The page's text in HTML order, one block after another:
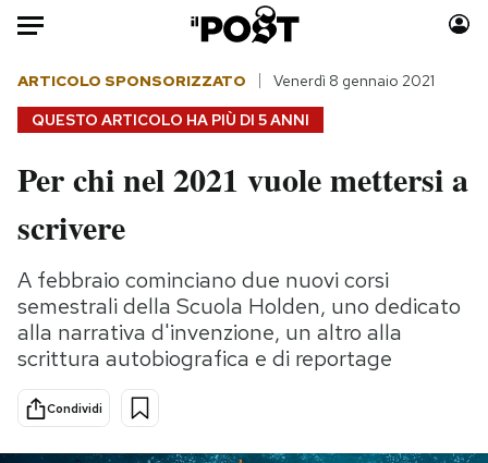
Auto
HOME
Italia
Politica
Tecnologia
Internet
Scienza
Cultura
Economia
Moda
Storie/Idee
Ok Boomer!
Media
Europa
ARTICOLO SPONSORIZZATO
QUESTO ARTICOLO HA PIÙ DI 5 ANNI
Venerdì 8 gennaio 2021
Per chi nel 2021 vuole mettersi a
scrivere
A febbraio cominciano due nuovi corsi
semestrali della Scuola Holden, uno dedicato
alla narrativa d'invenzione, un altro alla
scrittura autobiografica e di reportage
Condividi